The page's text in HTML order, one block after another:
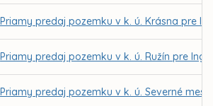
Priamy predaj pozemku v k. ú. Krásna pre
Priamy predaj pozemku v k. ú. Ružín pre Ing.
Priamy predaj pozemku v k. ú. Severné